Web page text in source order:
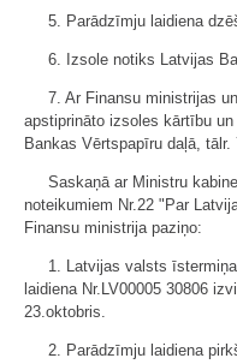
5. Parādzīmju laidiena
6. Izsole notiks Latvijas
7. Ar Finansu ministrijas
apstiprināto izsoles kārtību
Bankas Vērtspapīru daļā, tālr.
Saskaņā ar Ministru
noteikumiem Nr.22 "Par
Finansu ministrija paziņo:
1. Latvijas valsts
laidiena Nr.LV00005 30806
23.oktobris.
2. Parādzīmju laidiena